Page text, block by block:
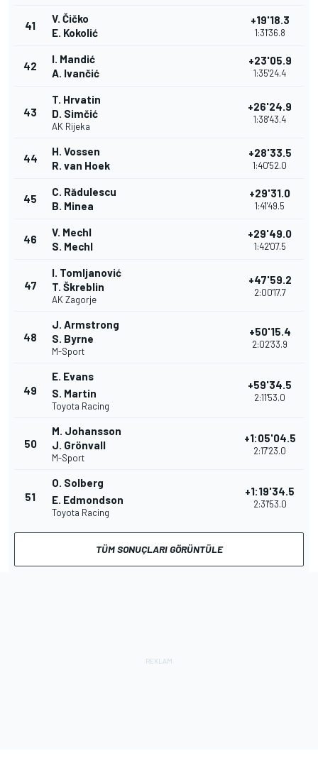
41
V. Čičko
E. Kokolić
+19'18.3
1:31'36.8
42
I. Mandić
A. Ivančić
+23'05.9
1:35'24.4
43
T. Hrvatin
D. Simčić
AK Rijeka
+26'24.9
1:38'43.4
44
H. Vossen
R. van Hoek
+28'33.5
1:40'52.0
45
C. Rădulescu
B. Minea
+29'31.0
1:41'49.5
46
V. Mechl
S. Mechl
+29'49.0
1:42'07.5
47
I. Tomljanović
T. Škreblin
AK Zagorje
+47'59.2
2:00'17.7
48
J. Armstrong
S. Byrne
M-Sport
+50'15.4
2:02'33.9
49
E. Evans
S. Martin
Toyota Racing
+59'34.5
2:11'53.0
50
M. Johansson
J. Grönvall
M-Sport
+1:05'04.5
2:17'23.0
51
O. Solberg
E. Edmondson
Toyota Racing
+1:19'34.5
2:31'53.0
TÜM SONUÇLARI GÖRÜNTÜLE